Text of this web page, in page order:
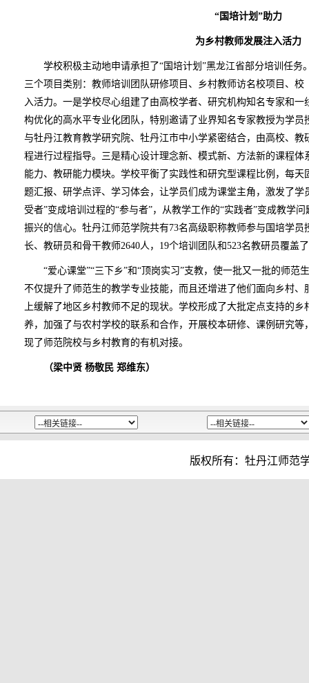
“国培计划”助力
为乡村教师发展注入活力
学校积极主动地申请承担了“国培计划”黑龙江省部分培训任务
三个项目类别：教师培训团队研修项目、乡村教师访名校项目、
入活力。一是学校尽心组建了由高校学者、研究机构知名专家和
构优化的高水平专业化团队，特别邀请了业界知名专家教授为学
与牡丹江教育教学研究院、牡丹江市中小学紧密结合，由高校、教
程进行过程指导。三是精心设计理念新、模式新、方法新的课程
能力、教研能力模块。学校平衡了实践性和研究型课程比例，每
题汇报、研学点评、学习体会，让学员们成为课堂主角，激发了
受者”变成培训过程的“参与者”，从教学工作的“实践者”变成教学
振兴的信心。牡丹江师范学院共有73名高级职称教师参与国培学
长、教研员和骨干教师2640人，19个培训团队和523名教研员覆盖
“爱心课堂”“三下乡”和“顶岗实习”支教，使一批又一批的师范
不仅提升了师范生的教学专业技能，而且还增进了他们面向乡村
上缓解了地区乡村教师不足的现状。学校形成了大批定点支持的
养，加强了与农村学校的联系和合作，开展校本研修、课例研究
现了师范院校与乡村教育的有机对接。
（梁中贤 杨敬民 郑维东）
版权所有：牡丹江师范